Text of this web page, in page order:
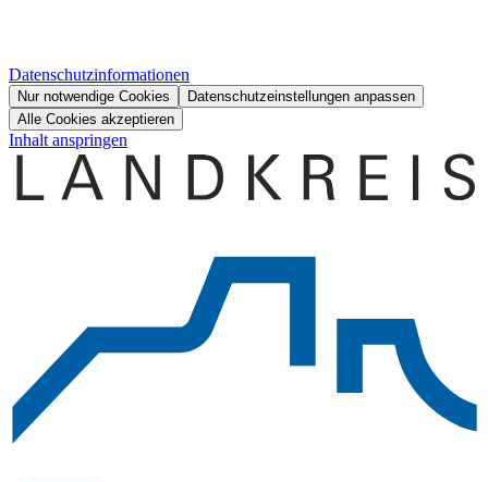
Datenschutzinformationen
Nur notwendige Cookies
Datenschutzeinstellungen anpassen
Alle Cookies akzeptieren
Inhalt anspringen